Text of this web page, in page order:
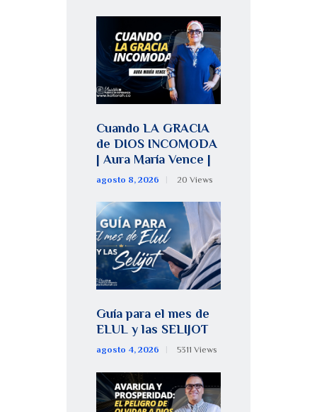
Cuando LA GRACIA
de DIOS INCOMODA
| Aura María Vence |
agosto 8, 2026 20 Views
Guía para el mes de
ELUL y las SELIJOT
agosto 4, 2026 5311 Views